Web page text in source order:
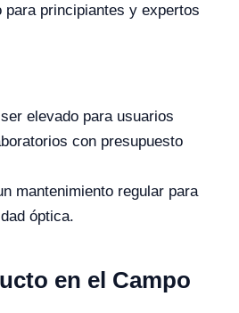
para principiantes y expertos
elevado para usuarios
con presupuesto
mantenimiento regular para
óptica.
en el Campo